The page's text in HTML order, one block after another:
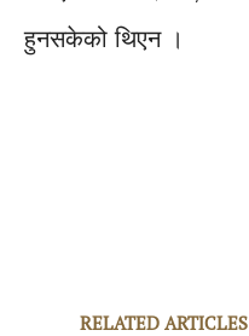
हुनसकेको थिएन ।
RELATED ARTICLES